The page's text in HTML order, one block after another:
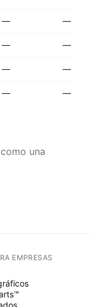
— —
— —
— —
— —
una
EMPRESAS